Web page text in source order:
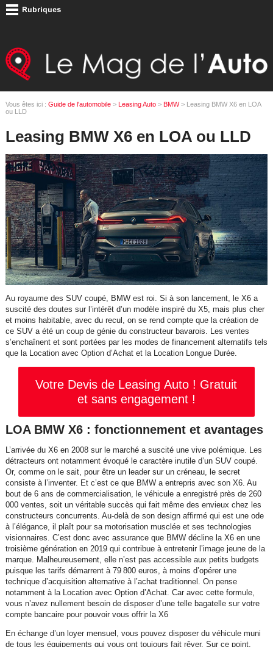
Vous êtes ici : Guide de l'automobile> Leasing Auto> BMW> Leasing BMW X6 en LOA
ou LLD
Leasing BMW X6 en LOA ou LLD
Au royaume des SUV coupé, BMW est roi. Si à son lancement, le X6 a
suscité des doutes sur l’intérêt d’un modèle inspiré du X5, mais plus cher
et moins habitable, avec du recul, on se rend compte que la création de
ce SUV a été un coup de génie du constructeur bavarois. Les ventes
s’enchaînent et sont portées par les modes de financement alternatifs tels
que la Location avec Option d’Achat et la Location Longue Durée.
Votre Devis de Leasing Auto ! Gratuit
et sans engagement !
LOA BMW X6 : fonctionnement et avantages
L’arrivée du X6 en 2008 sur le marché a suscité une vive polémique. Les
détracteurs ont notamment évoqué le caractère inutile d’un SUV coupé.
Or, comme on le sait, pour être un leader sur un créneau, le secret
consiste à l’inventer. Et c’est ce que BMW a entrepris avec son X6. Au
bout de 6 ans de commercialisation, le véhicule a enregistré près de 260
000 ventes, soit un véritable succès qui fait même des envieux chez les
constructeurs concurrents. Au-delà de son design affirmé qui est une ode
à l’élégance, il plaît pour sa motorisation musclée et ses technologies
visionnaires. C’est donc avec assurance que BMW décline la X6 en une
troisième génération en 2019 qui contribue à entretenir l’image jeune de la
marque. Malheureusement, elle n’est pas accessible aux petits budgets
puisque les tarifs démarrent à 79 800 euros, à moins d’opérer une
technique d’acquisition alternative à l’achat traditionnel. On pense
notamment à la Location avec Option d’Achat. Car avec cette formule,
vous n’avez nullement besoin de disposer d’une telle bagatelle sur votre
compte bancaire pour pouvoir vous offrir la X6
En échange d’un loyer mensuel, vous pouvez disposer du véhicule muni
de tous les équipements qui vous ont toujours fait rêver. Sur ce point,